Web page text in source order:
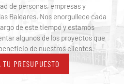
de personas, empresas y
Baleares. Nos enorgullece cada
de este tiempo y estamos
algunos de los proyectos que
de nuestros clientes.
PRESUPUESTO